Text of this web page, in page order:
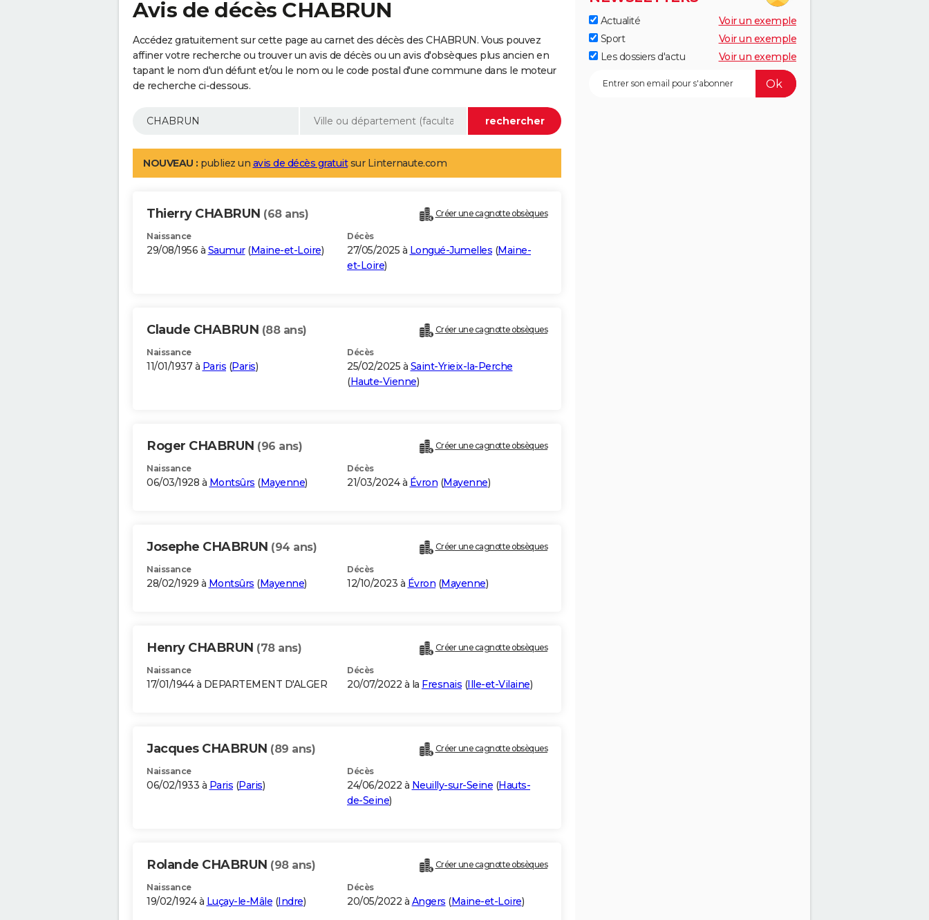
Avis de décès CHABRUN
Accédez gratuitement sur cette page au carnet des décès des CHABRUN. Vous pouvez
affiner votre recherche ou trouver un avis de décès ou un avis d'obsèques plus ancien en
tapant le nom d'un défunt et/ou le nom ou le code postal d'une commune dans le moteur
de recherche ci-dessous.
NOUVEAU : publiez un avis de décès gratuitsur Linternaute.com
Thierry CHABRUN (68 ans) Créer une cagnotte obsèques
Naissance
29/08/1956 à Saumur(Maine-et-Loire)
Décès
27/05/2025 à Longué-Jumelles (Maine-
et-Loire)
Claude CHABRUN (88 ans) Créer une cagnotte obsèques
Naissance
11/01/1937 à Paris (Paris)
Décès
25/02/2025 à Saint-Yrieix-la-Perche
(Haute-Vienne)
Roger CHABRUN (96 ans) Créer une cagnotte obsèques
Naissance
06/03/1928 à Montsûrs (Mayenne)
Décès
21/03/2024 à Évron (Mayenne)
Josephe CHABRUN (94 ans) Créer une cagnotte obsèques
Naissance
28/02/1929 à Montsûrs (Mayenne)
Décès
12/10/2023 à Évron (Mayenne)
Henry CHABRUN (78 ans) Créer une cagnotte obsèques
Naissance
17/01/1944 à DEPARTEMENT D'ALGER
Décès
20/07/2022 à la Fresnais (Ille-et-Vilaine)
Jacques CHABRUN (89 ans) Créer une cagnotte obsèques
Naissance
06/02/1933 à Paris (Paris)
Décès
24/06/2022 à Neuilly-sur-Seine (Hauts-
de-Seine)
Rolande CHABRUN (98 ans) Créer une cagnotte obsèques
Naissance
19/02/1924 à Luçay-le-Mâle (Indre)
Décès
20/05/2022 à Angers (Maine-et-Loire)
Actualité
Voir un exemple
Sport
Voir un exemple
Les dossiers d'actu
Voir un exemple